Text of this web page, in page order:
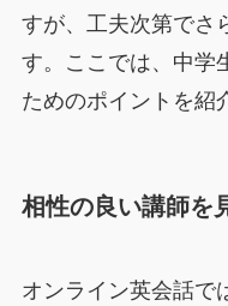
すが、工夫次第でさ
す。ここでは、中学
ためのポイントを紹
相性の良い講師を
オンライン英会話で